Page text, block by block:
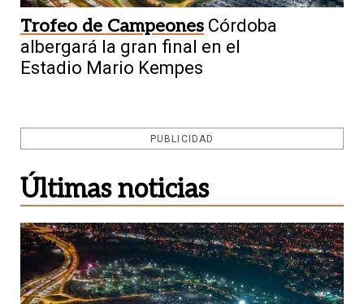
Trofeo de Campeones Córdoba
albergará la gran final en el
Estadio Mario Kempes
PUBLICIDAD
Últimas noticias